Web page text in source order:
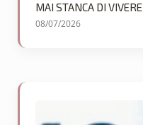
MAI STANCA DI VIVERE
08/07/2026